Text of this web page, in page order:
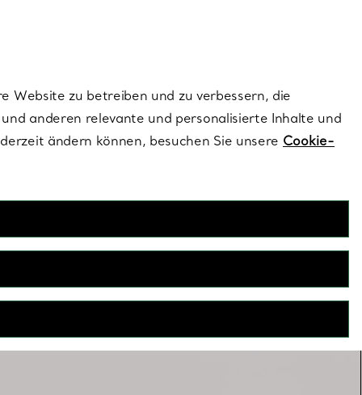
zum Kombinieren
Halskette zufriedengeben? Egal, ob Sie zwei, drei oder
sie eignen sich alle perfekt, um einen lässigen Look zu
Website zu betreiben und zu verbessern, die
anderen relevante und personalisierte Inhalte und
ändern können, besuchen Sie unsere Cookie-